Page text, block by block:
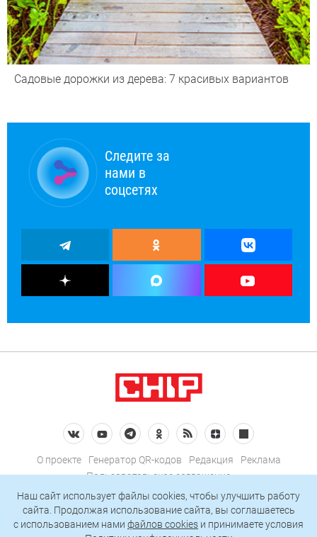
Садовые дорожки из дерева: 7 красивых вариантов
Следите за
нами в
соцсетях
О проекте Генератор QR-кодов Редакция
Реклама
Пользовательское соглашение
Политика конфиденциальности
Подписаться на рассылку
Наш сайт использует файлы cookies, чтобы улучшить работу
сайта. Продолжая использование сайта, вы соглашаетесь
c использованием нами файлов cookies и принимаете условия